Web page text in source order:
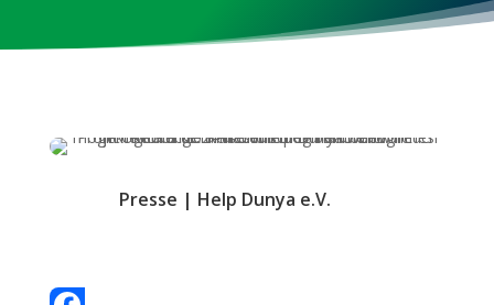
Presse | Help Dunya e.V.